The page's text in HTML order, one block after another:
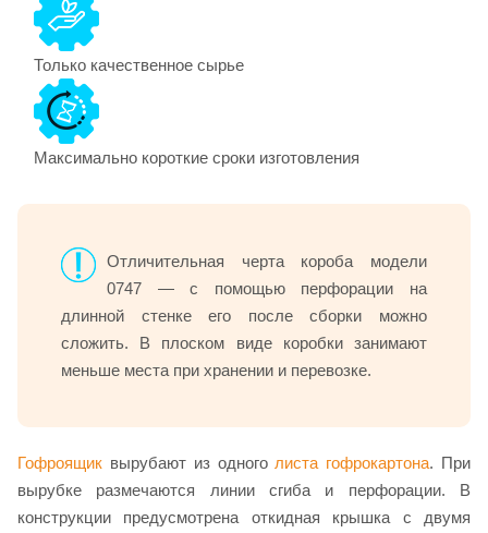
Только качественное сырье
Максимально короткие сроки изготовления
Отличительная черта короба модели
0747 — с помощью перфорации на
длинной стенке его после сборки можно
сложить. В плоском виде коробки занимают
меньше места при хранении и перевозке.
Гофроящик вырубают из одного листа гофрокартона. При
вырубке размечаются линии сгиба и перфорации. В
конструкции предусмотрена откидная крышка с двумя